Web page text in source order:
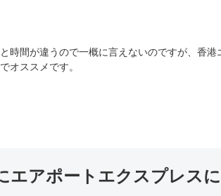
時間が違うので一概に言えないのですが、香
オススメです。
エアポートエクスプレス